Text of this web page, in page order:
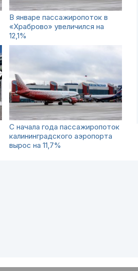
В январе пассажиропоток в
«Храброво» увеличился на
12,1%
С начала года пассажиропоток
калининградского аэропорта
вырос на 11,7%